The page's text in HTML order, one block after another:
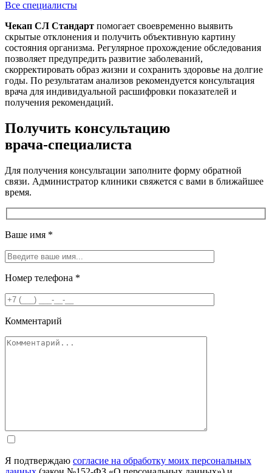
Все специалисты
Чекап СЛ Стандарт помогает своевременно выявить
скрытые отклонения и получить объективную картину
состояния организма. Регулярное прохождение обследования
позволяет предупредить развитие заболеваний,
скорректировать образ жизни и сохранить здоровье на долгие
годы. По результатам анализов рекомендуется консультация
врача для индивидуальной расшифровки показателей и
получения рекомендаций.
Получить консультацию
врача-специалиста
Для получения консультации заполните форму обратной
связи. Администратор клиники свяжется с вами в ближайшее
время.
Ваше имя *
Номер телефона *
Комментарий
Я подтверждаю согласие на обработку моих персональных